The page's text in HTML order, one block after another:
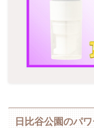
日比谷公園のパ